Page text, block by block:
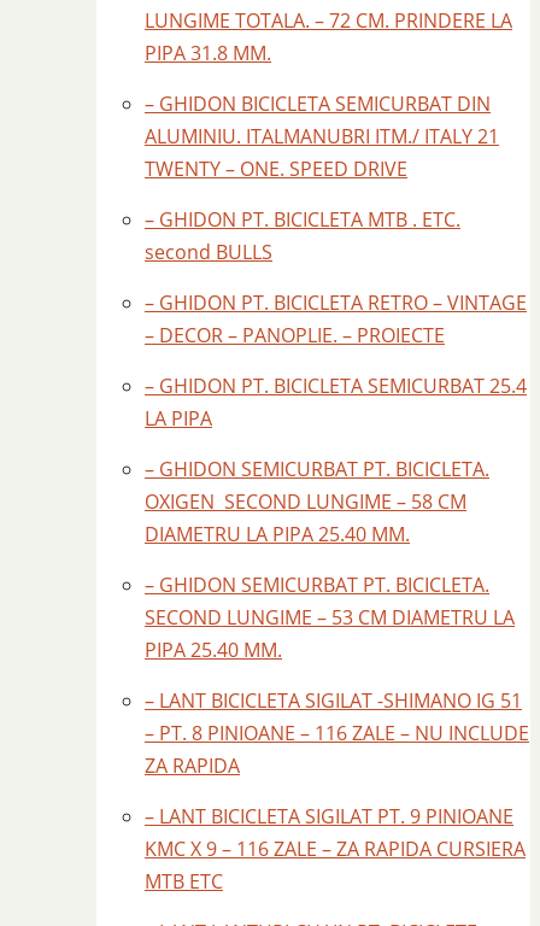
LUNGIME TOTALA. – 72 CM. PRINDERE LA
PIPA 31.8 MM.
– GHIDON BICICLETA SEMICURBAT DIN
ALUMINIU. ITALMANUBRI ITM./ ITALY 21
TWENTY – ONE. SPEED DRIVE
– GHIDON PT. BICICLETA MTB . ETC.
second BULLS
– GHIDON PT. BICICLETA RETRO – VINTAGE
– DECOR – PANOPLIE. – PROIECTE
– GHIDON PT. BICICLETA SEMICURBAT 25.4
LA PIPA
– GHIDON SEMICURBAT PT. BICICLETA.
OXIGEN SECOND LUNGIME – 58 CM
DIAMETRU LA PIPA 25.40 MM.
– GHIDON SEMICURBAT PT. BICICLETA.
SECOND LUNGIME – 53 CM DIAMETRU LA
PIPA 25.40 MM.
– LANT BICICLETA SIGILAT -SHIMANO IG 51
– PT. 8 PINIOANE – 116 ZALE – NU INCLUDE
ZA RAPIDA
– LANT BICICLETA SIGILAT PT. 9 PINIOANE
KMC X 9 – 116 ZALE – ZA RAPIDA CURSIERA
MTB ETC